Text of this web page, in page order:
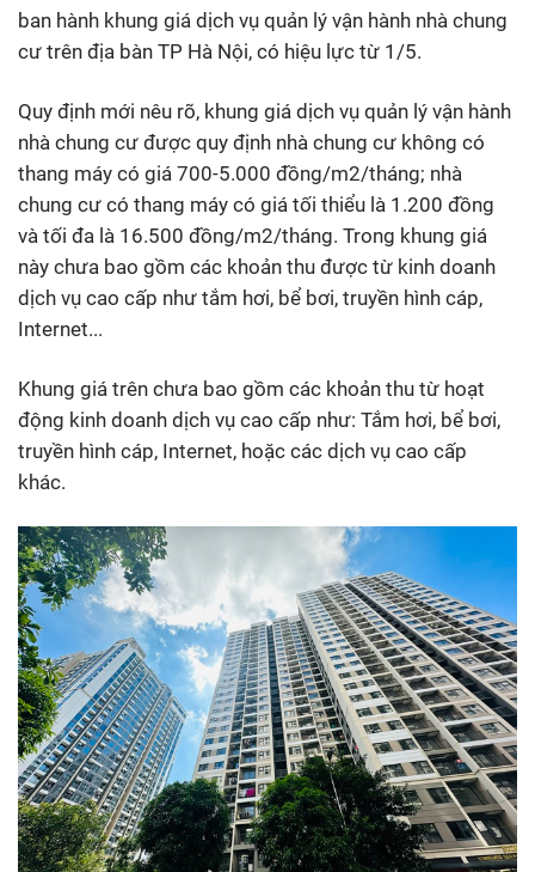
ban hành khung giá dịch vụ quản lý vận hành nhà chung
cư trên địa bàn TP Hà Nội, có hiệu lực từ 1/5.
Quy định mới nêu rõ, khung giá dịch vụ quản lý vận hành
nhà chung cư được quy định nhà chung cư không có
thang máy có giá 700-5.000 đồng/m2/tháng; nhà
chung cư có thang máy có giá tối thiểu là 1.200 đồng
và tối đa là 16.500 đồng/m2/tháng. Trong khung giá
này chưa bao gồm các khoản thu được từ kinh doanh
dịch vụ cao cấp như tắm hơi, bể bơi, truyền hình cáp,
Internet...
Khung giá trên chưa bao gồm các khoản thu từ hoạt
động kinh doanh dịch vụ cao cấp như: Tắm hơi, bể bơi,
truyền hình cáp, Internet, hoặc các dịch vụ cao cấp
khác.